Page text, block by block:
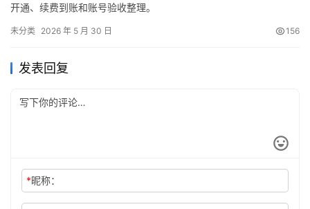
开通、续费到账和账号验收整理。
未分类 2026 年 5 月 30 日 156
发表回复
*昵称：